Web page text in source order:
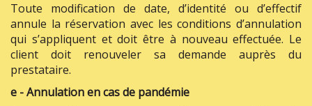
Toute modification de date, d’identité ou d’effectif
annule la réservation avec les conditions d’annulation
qui s’appliquent et doit être à nouveau effectuée. Le
client doit renouveler sa demande auprès du
prestataire.
e - Annulation en cas de pandémie